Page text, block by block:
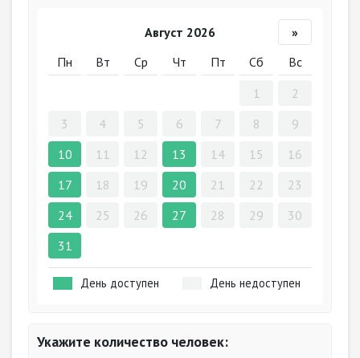
Август 2026
»
Пн
Вт Ср Чт Пт Сб
Вс
1
2
3
4 5 6 7 8
9
10
11 12 13 14 15
16
17
18 19 20 21 22
23
24
25 26 27 28 29
30
31
День доступен День недоступен
Укажите количество человек: